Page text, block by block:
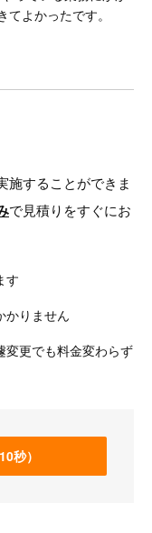
よかったです。
施することができま
で見積りをすぐにお
す
かりません
変更でも料金変わらず
秒）